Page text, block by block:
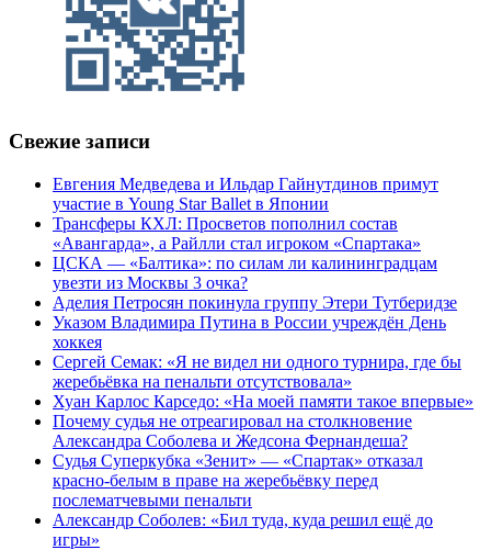
Свежие записи
Евгения Медведева и Ильдар Гайнутдинов примут
участие в Young Star Ballet в Японии
Трансферы КХЛ: Просветов пополнил состав
«Авангарда», а Райлли стал игроком «Спартака»
ЦСКА — «Балтика»: по силам ли калининградцам
увезти из Москвы 3 очка?
Аделия Петросян покинула группу Этери Тутберидзе
Указом Владимира Путина в России учреждён День
хоккея
Сергей Семак: «Я не видел ни одного турнира, где бы
жеребьёвка на пенальти отсутствовала»
Хуан Карлос Карседо: «На моей памяти такое впервые»
Почему судья не отреагировал на столкновение
Александра Соболева и Жедсона Фернандеша?
Судья Суперкубка «Зенит» — «Спартак» отказал
красно-белым в праве на жеребьёвку перед
послематчевыми пенальти
Александр Соболев: «Бил туда, куда решил ещё до
игры»